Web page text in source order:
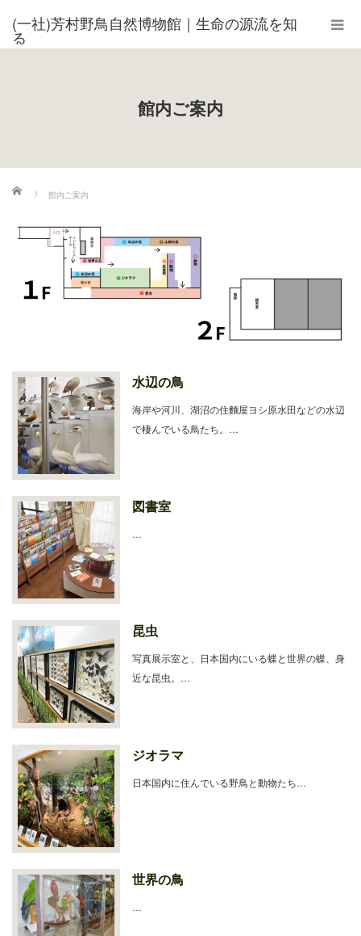
(一社)芳村野鳥自然博物館｜生命の源流を知
る
館内ご案内
ホーム 館内ご案内
水辺の鳥
海岸や河川、湖沼の住麵屋ヨシ原水田などの水辺
で棲んでいる鳥たち。…
図書室
…
昆虫
写真展示室と、日本国内にいる蝶と世界の蝶、身
近な昆虫。…
ジオラマ
日本国内に住んでいる野鳥と動物たち…
世界の鳥
…